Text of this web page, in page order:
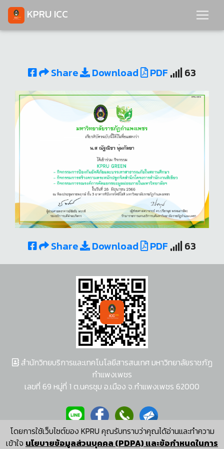
KPRU ICC
Share Download PDF 63
Share Download PDF 63
โดยการใช้เว็บไซต์ของ KPRU คุณรับทราบว่าคุณได้อ่านและทำความ
เข้าใจ นโยบายข้อมูลส่วนบุคคล (PDPA) และข้อกำหนดในการ
สำนักวิทยบริการและเทคโนโลยีสารสนเทศ มหาวิทยาลัยราชภัฏ
กำแพงเพชร
เลขที่ 69 หมู่ที่ 1 ต.นครชุม อ.เมือง จ.กำแพงเพชร 62000
ผู้พัฒนาระบบ อนุชา พวงผกา